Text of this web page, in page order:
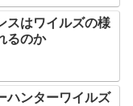
スはワイルズの様
るのか
ハンターワイルズ